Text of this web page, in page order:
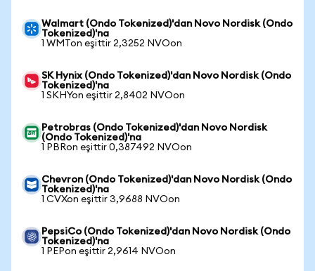
Walmart (Ondo Tokenized)'dan Novo Nordisk (Ondo
Tokenized)'na
1 WMTon eşittir 2,3252 NVOon
SK Hynix (Ondo Tokenized)'dan Novo Nordisk (Ondo
Tokenized)'na
1 SKHYon eşittir 2,8402 NVOon
Petrobras (Ondo Tokenized)'dan Novo Nordisk
(Ondo Tokenized)'na
1 PBRon eşittir 0,387492 NVOon
Chevron (Ondo Tokenized)'dan Novo Nordisk (Ondo
Tokenized)'na
1 CVXon eşittir 3,9688 NVOon
PepsiCo (Ondo Tokenized)'dan Novo Nordisk (Ondo
Tokenized)'na
1 PEPon eşittir 2,9614 NVOon